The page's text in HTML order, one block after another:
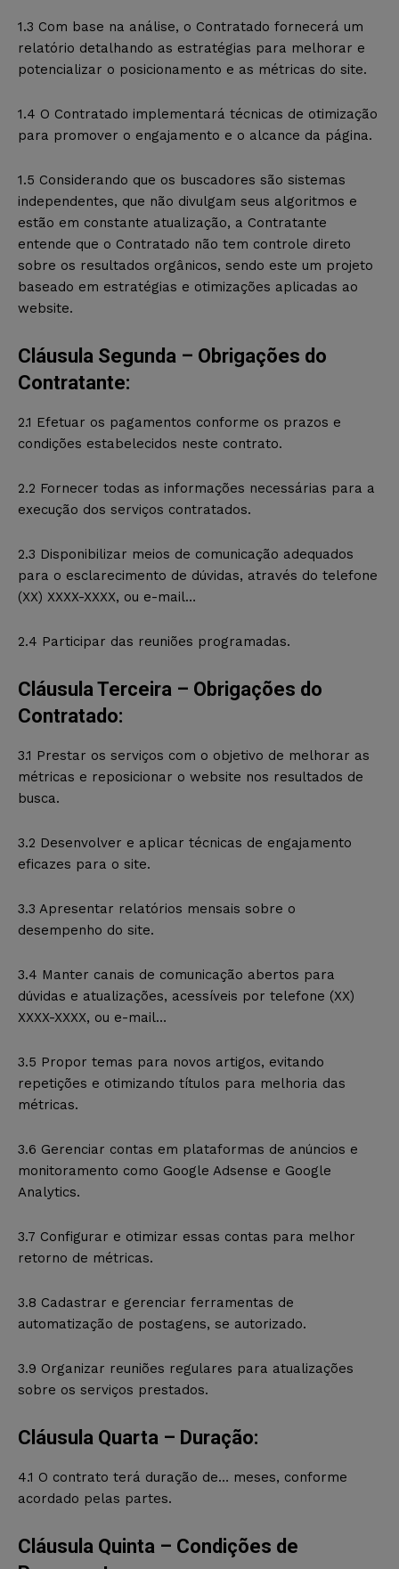
1.3 Com base na análise, o Contratado fornecerá um
relatório detalhando as estratégias para melhorar e
potencializar o posicionamento e as métricas do site.
1.4 O Contratado implementará técnicas de otimização
para promover o engajamento e o alcance da página.
1.5 Considerando que os buscadores são sistemas
independentes, que não divulgam seus algoritmos e
estão em constante atualização, a Contratante
entende que o Contratado não tem controle direto
sobre os resultados orgânicos, sendo este um projeto
baseado em estratégias e otimizações aplicadas ao
website.
Cláusula Segunda – Obrigações do
Contratante:
2.1 Efetuar os pagamentos conforme os prazos e
condições estabelecidos neste contrato.
2.2 Fornecer todas as informações necessárias para a
execução dos serviços contratados.
2.3 Disponibilizar meios de comunicação adequados
para o esclarecimento de dúvidas, através do telefone
(XX) XXXX-XXXX, ou e-mail…
2.4 Participar das reuniões programadas.
Cláusula Terceira – Obrigações do
Contratado:
3.1 Prestar os serviços com o objetivo de melhorar as
métricas e reposicionar o website nos resultados de
busca.
3.2 Desenvolver e aplicar técnicas de engajamento
eficazes para o site.
3.3 Apresentar relatórios mensais sobre o
desempenho do site.
3.4 Manter canais de comunicação abertos para
dúvidas e atualizações, acessíveis por telefone (XX)
XXXX-XXXX, ou e-mail…
3.5 Propor temas para novos artigos, evitando
repetições e otimizando títulos para melhoria das
métricas.
3.6 Gerenciar contas em plataformas de anúncios e
monitoramento como Google Adsense e Google
Analytics.
3.7 Configurar e otimizar essas contas para melhor
retorno de métricas.
3.8 Cadastrar e gerenciar ferramentas de
automatização de postagens, se autorizado.
3.9 Organizar reuniões regulares para atualizações
sobre os serviços prestados.
Cláusula Quarta – Duração:
4.1 O contrato terá duração de… meses, conforme
acordado pelas partes.
Cláusula Quinta – Condições de